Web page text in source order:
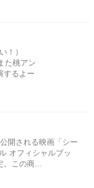
！）
た桃アン
するよー
開される映画「シー
オフィシャルブッ
この商...